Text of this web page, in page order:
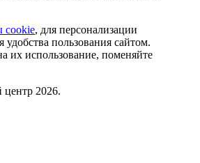
cookie, для персонализации
пользования сайтом.
их использование, поменяйте
2026.